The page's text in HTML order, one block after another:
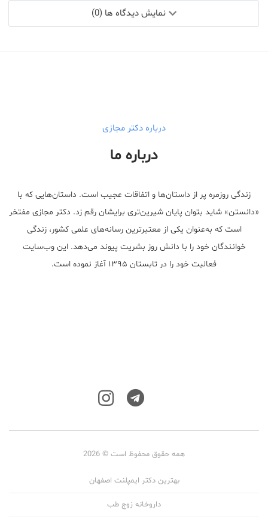
نمایش دیدگاه ها (0)
درباره دکتر مجازی
درباره ما
زندگی روزمره پر از داستان‌ها و اتفاقات عجیب است. داستان‌هایی که با
«دانستن» شاید بتوان پایان شیرین‌تری برایشان رقم زد. دکتر مجازی مفتخر
است که به‌عنوان یکی از معتبر‌ترین رسانه‌های علمی کشور، زندگی
خوانندگان خود را با دانش روز بشریت پیوند می‌دهد. این وب‌سایت
فعالیت خود را در تابستان ۱۳۹۵ آغاز نموده است.
همه حقوق محفوظ است © 2026
بهترین دکتر ایمپلنت اصفهان
داروخانه زوج طب